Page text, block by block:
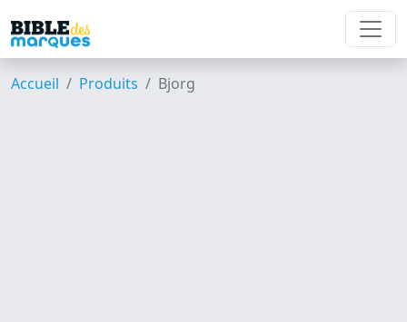
Accueil Produits Bjorg